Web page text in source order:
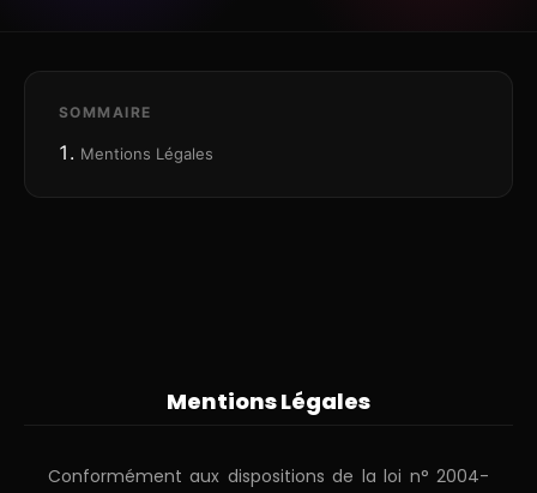
SOMMAIRE
Mentions Légales
Mentions Légales
Conformément aux dispositions de la loi n° 2004-